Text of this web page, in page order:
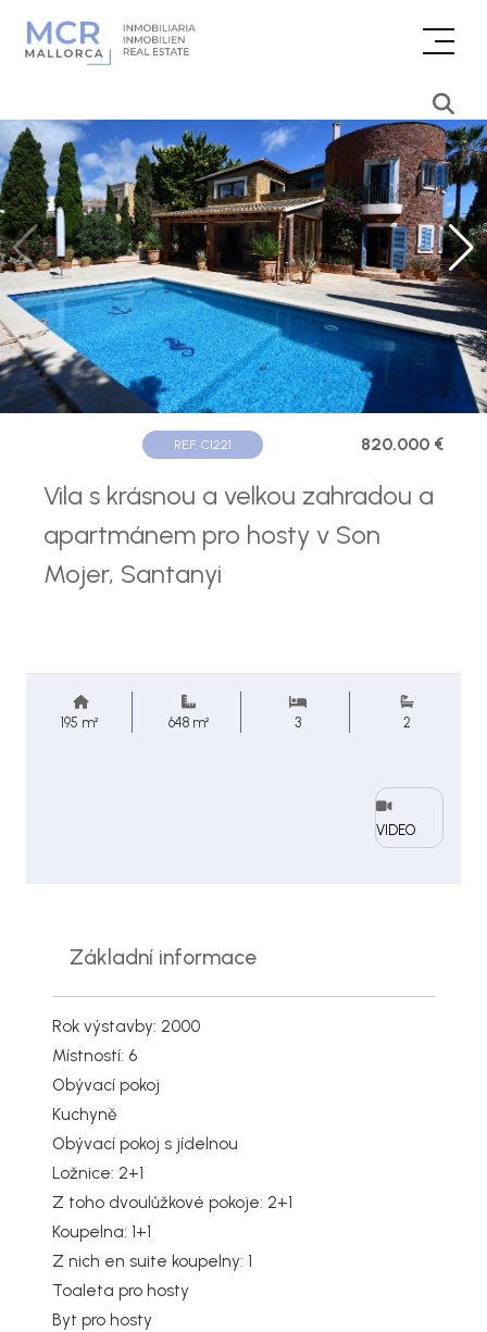
REF. C1221 820.000 €
Vila s krásnou a velkou zahradou a
apartmánem pro hosty v Son
Mojer, Santanyi
195 m² 648 m² 3 2
VIDEO
Základní informace
Rok výstavby: 2000
Místností: 6
Obývací pokoj
Kuchyně
Obývací pokoj s jídelnou
Ložnice: 2+1
Z toho dvoulůžkové pokoje: 2+1
Koupelna: 1+1
Z nich en suite koupelny: 1
Toaleta pro hosty
Byt pro hosty